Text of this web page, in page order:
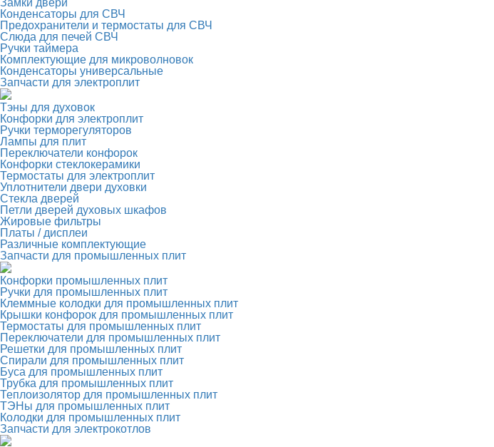
Замки двери
Конденсаторы для СВЧ
Предохранители и термостаты для СВЧ
Слюда для печей СВЧ
Ручки таймера
Комплектующие для микроволновок
Конденсаторы универсальные
Запчасти для электроплит
Тэны для духовок
Конфорки для электроплит
Ручки терморегуляторов
Лампы для плит
Переключатели конфорок
Конфорки стеклокерамики
Термостаты для электроплит
Уплотнители двери духовки
Стекла дверей
Петли дверей духовых шкафов
Жировые фильтры
Платы / дисплеи
Различные комплектующие
Запчасти для промышленных плит
Конфорки промышленных плит
Ручки для промышленных плит
Клеммные колодки для промышленных плит
Крышки конфорок для промышленных плит
Термостаты для промышленных плит
Переключатели для промышленных плит
Решетки для промышленных плит
Спирали для промышленных плит
Буса для промышленных плит
Трубка для промышленных плит
Теплоизолятор для промышленных плит
ТЭНы для промышленных плит
Колодки для промышленных плит
Запчасти для электрокотлов